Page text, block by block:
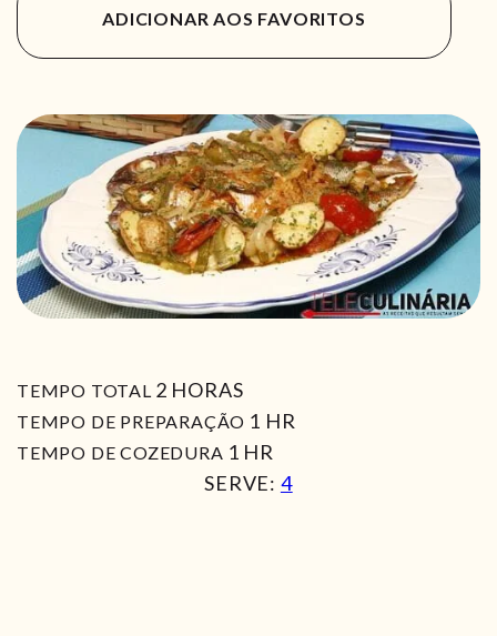
ADICIONAR AOS FAVORITOS
TEMPO TOTAL 2HORAS
HORAS
TEMPO DE PREPARAÇÃO 1 HORA
HR
TEMPO DE COZEDURA 1 HORA
HR
SERVE: 4